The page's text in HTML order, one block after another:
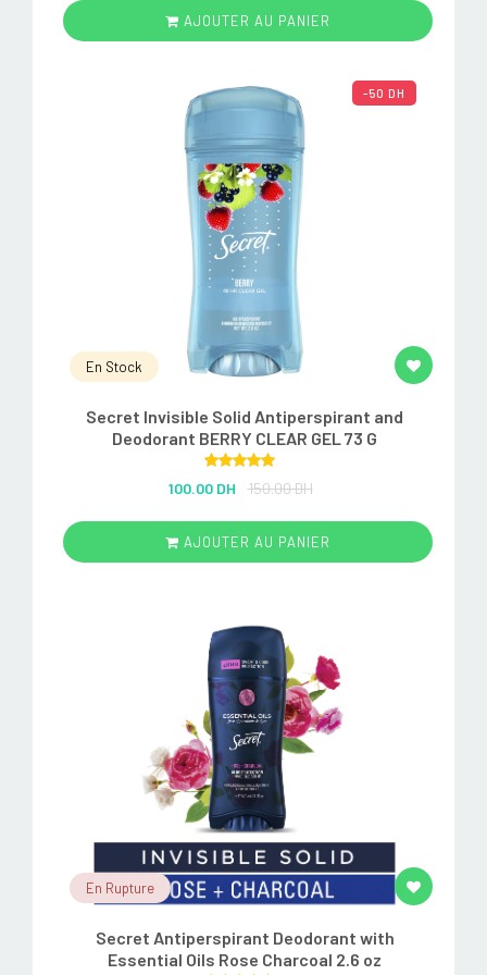
AJOUTER AU PANIER
-50 DH
En Stock
Secret Invisible Solid Antiperspirant and
Deodorant BERRY CLEAR GEL 73 G
out of 5
100.00 DH 150.00 DH
AJOUTER AU PANIER
En Rupture
Secret Antiperspirant Deodorant with
Essential Oils Rose Charcoal 2.6 oz